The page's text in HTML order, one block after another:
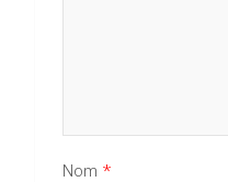
Nom *